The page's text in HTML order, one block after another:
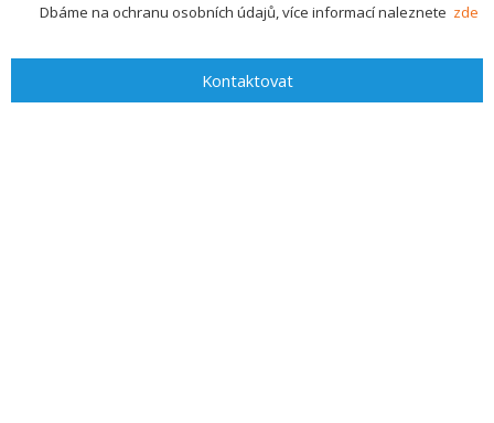
Dbáme na ochranu osobních údajů, více informací naleznete zde
Kontaktovat